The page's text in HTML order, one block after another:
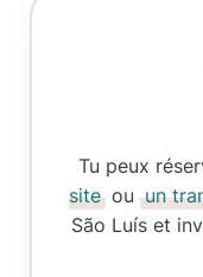
Tu peux
site ou un
São Luís et